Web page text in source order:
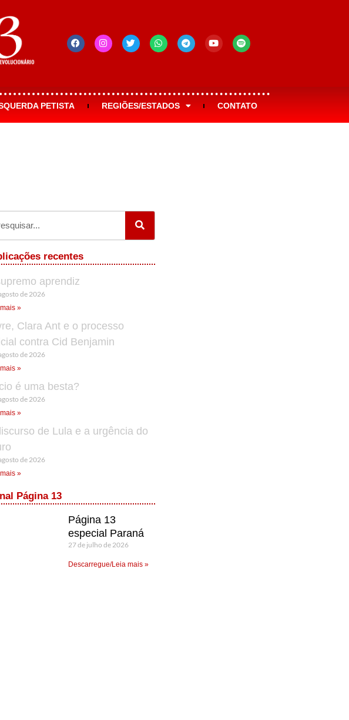
PETISTA REGIÕES/ESTADOS CONTATO
recentes
aprendiz
de 2026
»
Clara Ant e o processo
contra Cid Benjamin
de 2026
»
é uma besta?
de 2026
»
de Lula e a urgência do
de 2026
»
Página 13
Página 13
especial Paraná
27 de julho de 2026
Descarregue/Leia mais »